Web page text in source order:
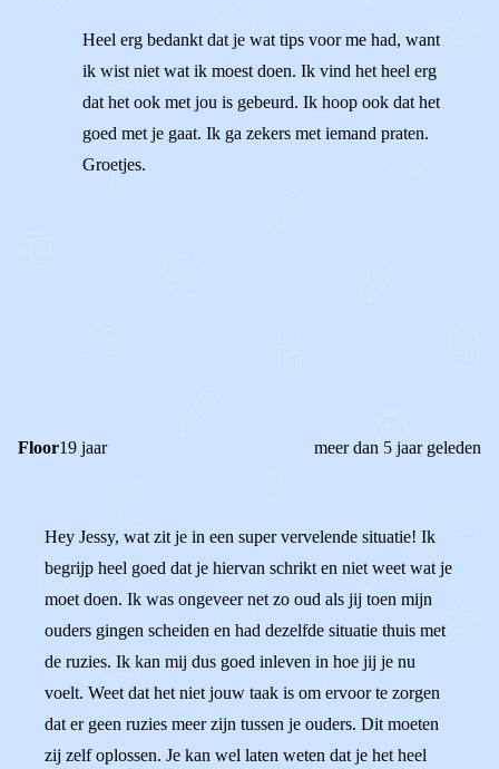
Heel erg bedankt dat je wat tips voor me had, want
ik wist niet wat ik moest doen. Ik vind het heel erg
dat het ook met jou is gebeurd. Ik hoop ook dat het
goed met je gaat. Ik ga zekers met iemand praten.
Groetjes.
Floor19 jaar meer dan 5 jaar geleden
Hey Jessy, wat zit je in een super vervelende situatie! Ik
begrijp heel goed dat je hiervan schrikt en niet weet wat je
moet doen. Ik was ongeveer net zo oud als jij toen mijn
ouders gingen scheiden en had dezelfde situatie thuis met
de ruzies. Ik kan mij dus goed inleven in hoe jij je nu
voelt. Weet dat het niet jouw taak is om ervoor te zorgen
dat er geen ruzies meer zijn tussen je ouders. Dit moeten
zij zelf oplossen. Je kan wel laten weten dat je het heel